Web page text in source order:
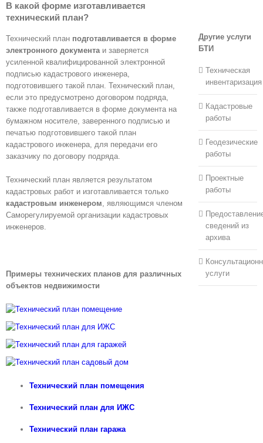
В какой форме изготавливается
технический план?
Технический план подготавливается в форме
электронного документа и заверяется
усиленной квалифицированной электронной
подписью кадастрового инженера,
подготовившего такой план. Технический план,
если это предусмотрено договором подряда,
также подготавливается в форме документа на
бумажном носителе, заверенного подписью и
печатью подготовившего такой план
кадастрового инженера, для передачи его
заказчику по договору подряда.
Технический план является результатом
кадастровых работ и изготавливается только
кадастровым инженером , являющимся членом
Саморегулируемой организации кадастровых
инженеров.
Примеры технических планов для различных
объектов недвижимости
Технический план помещения
Технический план для ИЖС
Технический план гаража
Другие услуги
БТИ
Техническая
инвентаризация
Кадастровые
работы
Геодезические
работы
Проектные
работы
сведений из
архива
услуги